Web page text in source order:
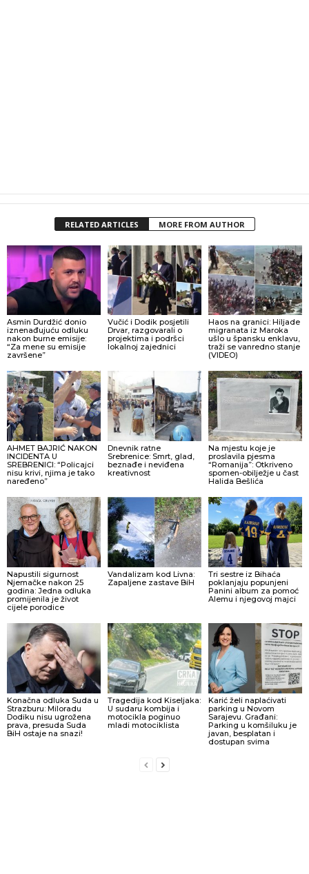
RELATED ARTICLES MORE FROM AUTHOR
Asmin Durdžić donio
iznenađujuću odluku
nakon burne emisije:
“Za mene su emisije
završene”
Vučić i Dodik posjetili
Drvar, razgovarali o
projektima i podršci
lokalnoj zajednici
Haos na granici: Hiljade
migranata iz Maroka
ušlo u špansku enklavu,
traži se vanredno stanje
(VIDEO)
AHMET BAJRIĆ NAKON
INCIDENTA U
SREBRENICI: “Policajci
nisu krivi, njima je tako
naređeno”
Dnevnik ratne
Srebrenice: Smrt, glad,
beznađe i neviđena
kreativnost
Na mjestu koje je
proslavila pjesma
“Romanija”: Otkriveno
spomen-obilježje u čast
Halida Bešlića
Napustili sigurnost
Njemačke nakon 25
godina: Jedna odluka
promijenila je život
cijele porodice
Vandalizam kod Livna:
Zapaljene zastave BiH
Tri sestre iz Bihaća
poklanjaju popunjeni
Panini album za pomoć
Alemu i njegovoj majci
Konačna odluka Suda u
Strazburu: Miloradu
Dodiku nisu ugrožena
prava, presuda Suda
BiH ostaje na snazi!
Tragedija kod Kiseljaka:
U sudaru kombija i
motocikla poginuo
mladi motociklista
Karić želi naplaćivati
parking u Novom
Sarajevu. Građani:
Parking u komšiluku je
javan, besplatan i
dostupan svima